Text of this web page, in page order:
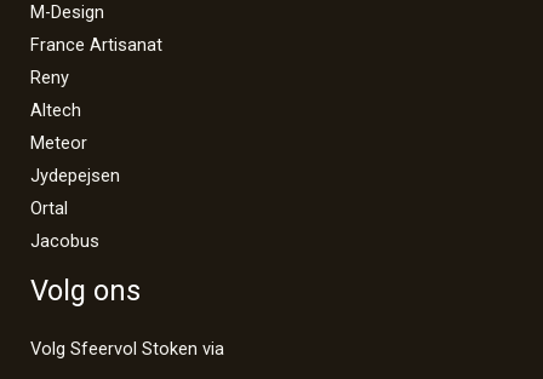
M-Design
France Artisanat
Reny
Altech
Meteor
Jydepejsen
Ortal
Jacobus
Volg ons
Volg Sfeervol Stoken via